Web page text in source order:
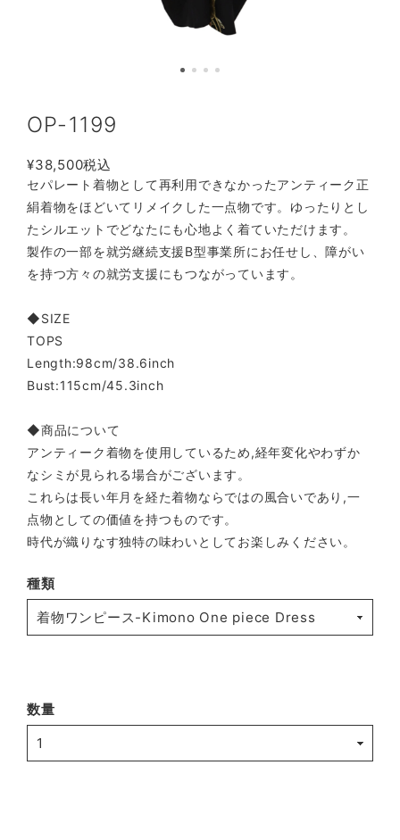
OP-1199
¥38,500税込
セパレート着物として再利用できなかったアンティーク正
絹着物をほどいてリメイクした一点物です。ゆったりとし
たシルエットでどなたにも心地よく着ていただけます。
製作の一部を就労継続支援B型事業所にお任せし、障がい
を持つ方々の就労支援にもつながっています。
◆SIZE
TOPS
Length:98cm/38.6inch
Bust:115cm/45.3inch
◆商品について
アンティーク着物を使用しているため,経年変化やわずか
なシミが見られる場合がございます。
これらは長い年月を経た着物ならではの風合いであり,一
点物としての価値を持つものです。
時代が織りなす独特の味わいとしてお楽しみください。
種類
数量